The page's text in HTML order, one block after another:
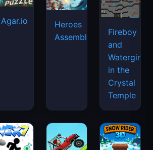
Agar.io
Heroes
Assemble
Fireboy
and
Watergirl
in the
Crystal
Temple